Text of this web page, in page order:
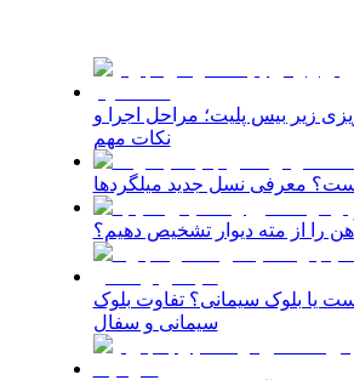
زیر بیس پلیت؛ مراحل اجرا و
نکات مهم
معرفی نسل جدید میلگردها
را از مته دیوار تشخیص دهیم؟
یا بلوک سیمانی؟ تفاوت بلوک
سیمانی و سفال